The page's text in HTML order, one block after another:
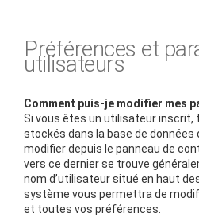
Préférences et
utilisateurs
Comment puis-je modifier mes
Si vous êtes un utilisateur
stockés dans la base de données
modifier depuis le panneau de
vers ce dernier se trouve
nom d’utilisateur situé en haut
système vous permettra de
et toutes vos préférences.